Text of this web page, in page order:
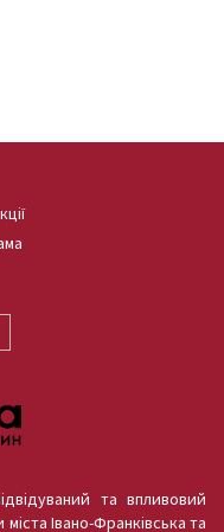
та впливовий
Івано-Франківська та